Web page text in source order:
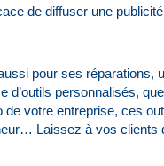
de diffuser une
pour ses réparations,
d’outils personnalisés,
votre entreprise, ces
Laissez à vos clients